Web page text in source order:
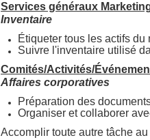
Services généraux
Inventaire
Étiqueter tous les actifs
Suivre l'inventaire utilisé
Comités/Activités/
Affaires corporatives
Préparation des
Organiser et collaborer
Accomplir toute autre tâche